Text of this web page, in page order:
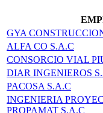
GYA
ALFA CO S.A.C
CONSORCIO VIAL
DIAR INGENIEROS
PACOSA S.A.C
INGENIERIA
PROPAMAT S.A.C